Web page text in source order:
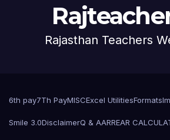
Rajasthan Teachers
6th pay7Th PayMISCExcel UtilitiesFormats
Smile 3.0DisclaimerQ & AARREAR